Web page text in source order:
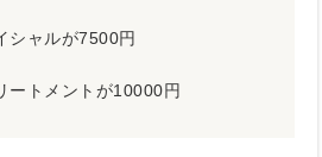
シャルが7500円
ートメントが10000円